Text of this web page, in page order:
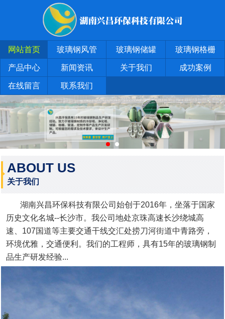
网站首页 玻璃钢风管 玻璃钢储罐 玻璃钢格栅
产品中心 新闻资讯 关于我们 成功案例
在线留言 联系我们
ABOUT US
关于我们
湖南兴昌环保科技有限公司始创于2016年，坐落于国家
历史文化名城--长沙市。我公司地处京珠高速长沙绕城高
速、107国道等主要交通干线交汇处捞刀河街道中青路旁，
环境优雅，交通便利。我们的工程师，具有15年的玻璃钢制
品生产研发经验...